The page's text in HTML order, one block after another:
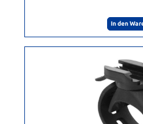
In den